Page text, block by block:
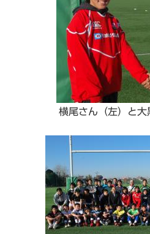
横尾さん（左）と大